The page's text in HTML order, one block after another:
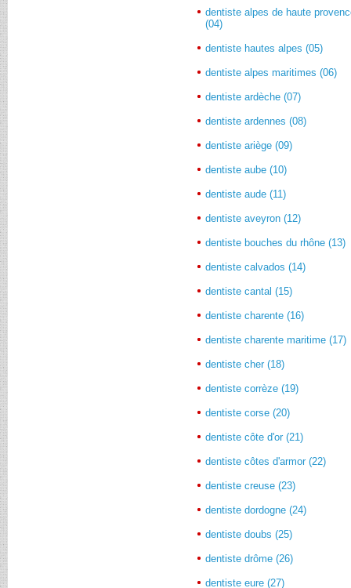
dentiste alpes de haute
(04)
dentiste hautes alpes (05)
dentiste alpes maritimes (06)
dentiste ardèche (07)
dentiste ardennes (08)
dentiste ariège (09)
dentiste aube (10)
dentiste aude (11)
dentiste aveyron (12)
dentiste bouches du rhône (13)
dentiste calvados (14)
dentiste cantal (15)
dentiste charente (16)
dentiste charente maritime (17)
dentiste cher (18)
dentiste corrèze (19)
dentiste corse (20)
dentiste côte d'or (21)
dentiste côtes d'armor (22)
dentiste creuse (23)
dentiste dordogne (24)
dentiste doubs (25)
dentiste drôme (26)
dentiste eure (27)